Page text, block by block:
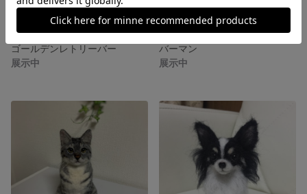
ゴールデンレトリーバー
展示中
バーマン
展示中